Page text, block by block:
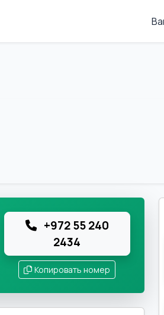
+972 55 240
2434
Копировать номер